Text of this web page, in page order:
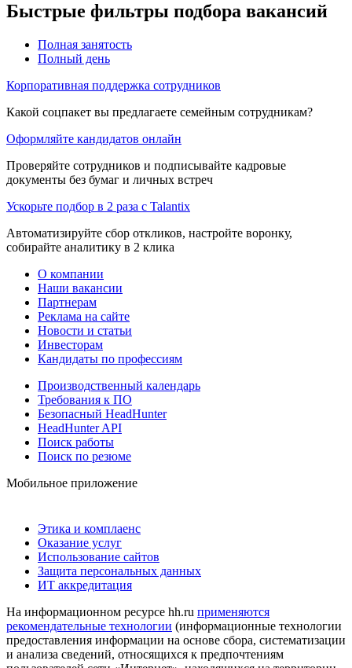
Быстрые фильтры подбора вакансий
Полная занятость
Полный день
Корпоративная поддержка сотрудников
Какой соцпакет вы предлагаете семейным сотрудникам?
Оформляйте кандидатов онлайн
Проверяйте сотрудников и подписывайте кадровые
документы без бумаг и личных встреч
Ускорьте подбор в 2 раза с Talantix
Автоматизируйте сбор откликов, настройте воронку,
собирайте аналитику в 2 клика
О компании
Наши вакансии
Партнерам
Реклама на сайте
Новости и статьи
Инвесторам
Кандидаты по профессиям
Производственный календарь
Требования к ПО
Безопасный HeadHunter
HeadHunter API
Поиск работы
Поиск по резюме
Мобильное приложение
Этика и комплаенс
Оказание услуг
Использование сайтов
Защита персональных данных
ИТ аккредитация
На информационном ресурсе hh.ru применяются
рекомендательные технологии (информационные технологии
предоставления информации на основе сбора, систематизации
и анализа сведений, относящихся к предпочтениям